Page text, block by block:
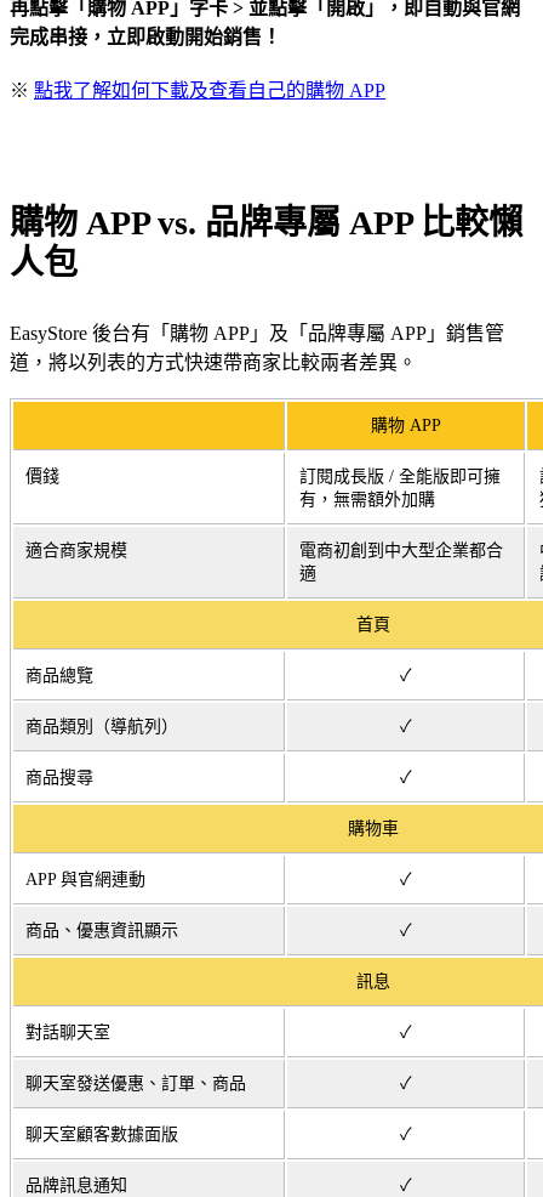
再點擊「購物 APP」字卡 > 並點擊「開啟」，即自動與官網
完成串接，立即啟動開始銷售！
※ 點我了解如何下載及查看自己的購物 APP
購物 APP vs. 品牌專屬 APP 比較懶
人包
EasyStore 後台有「購物 APP」及「品牌專屬 APP」銷售管
道，將以列表的方式快速帶商家比較兩者差異。
購物 APP
價錢
訂閱成長版 / 全能版即可擁
有，無需額外加購
適合商家規模
電商初創到中大型企業都合
適
首頁
商品總覽 ✓
商品類別（導航列） ✓
商品搜尋 ✓
購物車
APP 與官網連動 ✓
商品、優惠資訊顯示 ✓
訊息
對話聊天室 ✓
聊天室發送優惠、訂單、商品 ✓
聊天室顧客數據面版 ✓
品牌訊息通知 ✓